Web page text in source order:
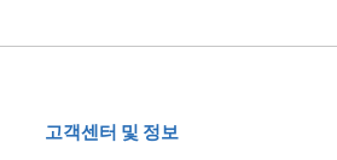
고객센터 및 정보